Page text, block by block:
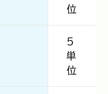
位
５
単
位